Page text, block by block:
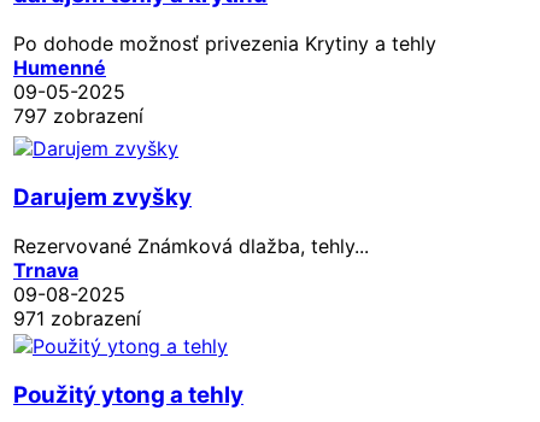
Po dohode možnosť privezenia Krytiny a tehly
Humenné
09-05-2025
797 zobrazení
Darujem zvyšky
Rezervované Známková dlažba, tehly...
Trnava
09-08-2025
971 zobrazení
Použitý ytong a tehly